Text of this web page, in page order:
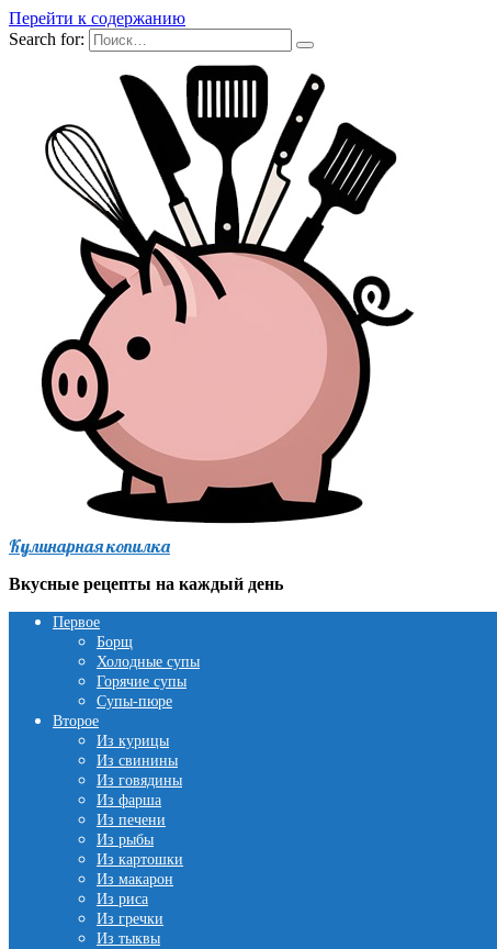
Перейти к содержанию
Search for:
Кулинарная копилка
Вкусные рецепты на каждый день
Первое
Борщ
Холодные супы
Горячие супы
Супы-пюре
Второе
Из курицы
Из свинины
Из говядины
Из фарша
Из печени
Из рыбы
Из картошки
Из макарон
Из риса
Из гречки
Из тыквы